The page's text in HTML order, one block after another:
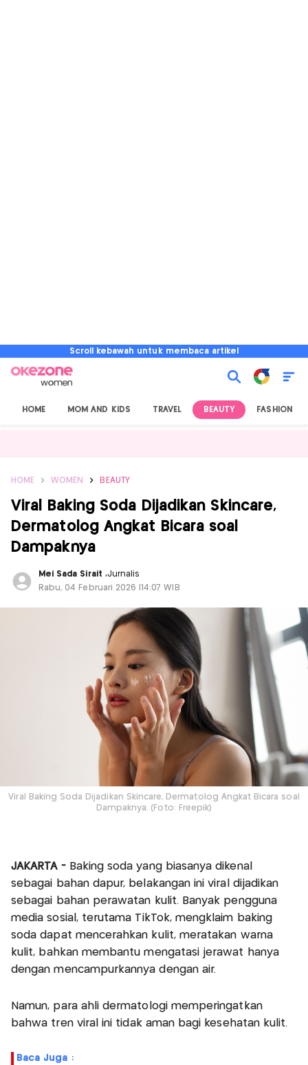
Scroll kebawah untuk membaca artikel
HOME MOM AND KIDS TRAVEL BEAUTY FASHION
HOME WOMEN BEAUTY
Viral Baking Soda Dijadikan Skincare,
Dermatolog Angkat Bicara soal
Dampaknya
Mei Sada Sirait ,Jurnalis
Rabu, 04 Februari 2026 |14:07 WIB
Viral Baking Soda Dijadikan Skincare, Dermatolog Angkat Bicara soal
Dampaknya. (Foto: Freepik)
JAKARTA - Baking soda yang biasanya dikenal
sebagai bahan dapur, belakangan ini viral dijadikan
sebagai bahan perawatan kulit. Banyak pengguna
media sosial, terutama TikTok, mengklaim baking
soda dapat mencerahkan kulit, meratakan warna
kulit, bahkan membantu mengatasi jerawat hanya
dengan mencampurkannya dengan air.
Namun, para ahli dermatologi memperingatkan
bahwa tren viral ini tidak aman bagi kesehatan kulit.
Baca Juga :